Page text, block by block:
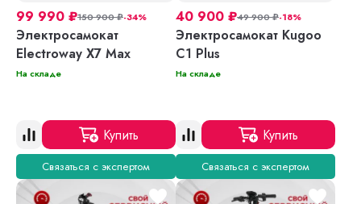
99 990 ₽150 900₽-34%
Электросамокат
Electroway X7 Max
На складе
Купить
Связаться с экспертом
40 900 ₽49 900₽-18%
Электросамокат Kugoo
C1 Plus
На складе
Купить
Связаться с экспертом